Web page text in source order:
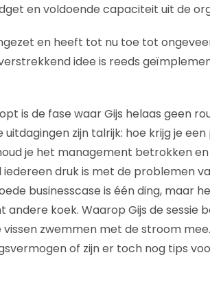
en voldoende capaciteit uit de
en heeft tot nu toe tot
idee is reeds
is de fase waar Gijs helaas geen
zijn talrijk: hoe krijg je een
je het management betrokken
druk is met de problemen
businesscase is één ding, maar
koek. Waarop Gijs de sessie
zwemmen met de stroom
of zijn er toch nog tips